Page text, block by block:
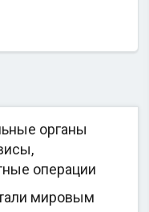
органы
операции
мировым